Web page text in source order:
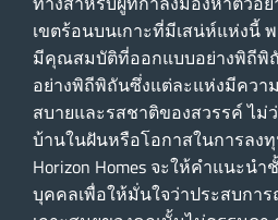
เขตร้อนบนเกาะที่มีเสน่ห์แห่งนี้
มีคุณสมบัติที่ออกแบบอย่างพิถีพิ
อย่างพิถีพิถันซึ่งแต่ละแห่งมีควา
สบายและรสชาติของสวรรค์ ไ
บ้านในฝันหรือโอกาสในการลง
Horizon Homes จะให้คําแนะนํ
บุคคลเพื่อให้มั่นใจว่าประสบกา